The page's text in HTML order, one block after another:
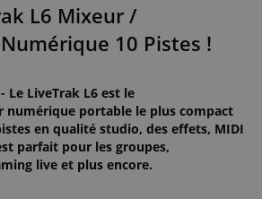
L6 Mixeur /
10 Pistes !
Le LiveTrak L6 est le
numérique portable le plus compact
en qualité studio, des effets, MIDI
parfait pour les groupes,
live et plus encore.